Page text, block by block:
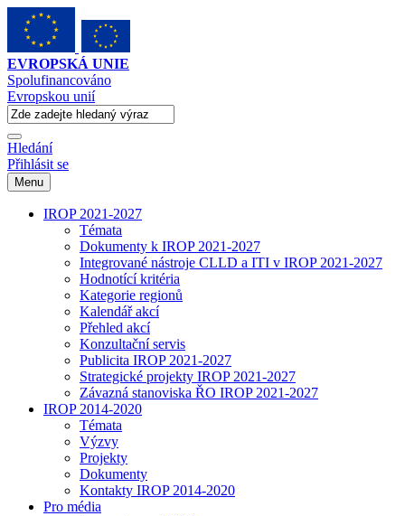
EVROPSKÁ UNIE
Spolufinancováno
Evropskou unií
Hledání
Přihlásit se
Menu
IROP 2021-2027
Témata
Dokumenty k IROP 2021-2027
Integrované nástroje CLLD a ITI v IROP 2021-2027
Hodnotící kritéria
Kategorie regionů
Kalendář akcí
Přehled akcí
Konzultační servis
Publicita IROP 2021-2027
Strategické projekty IROP 2021-2027
Závazná stanoviska ŘO IROP 2021-2027
IROP 2014-2020
Témata
Výzvy
Projekty
Dokumenty
Kontakty IROP 2014-2020
Pro média